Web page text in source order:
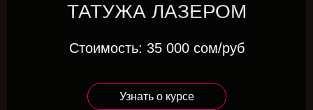
ТАТУЖА ЛАЗЕРОМ
Стоимость: 35 000 сом/руб
Узнать о курсе